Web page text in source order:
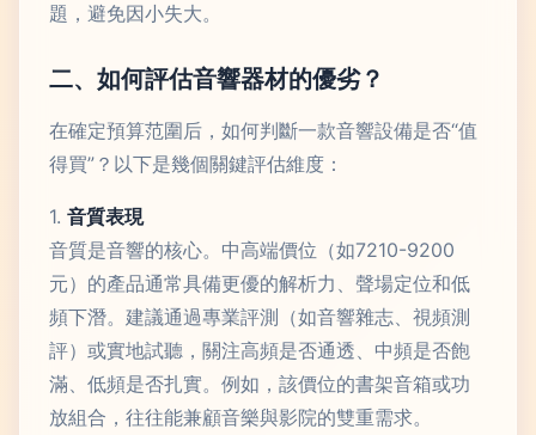
題，避免因小失大。
二、如何評估音響器材的優劣？
在確定預算范圍后，如何判斷一款音響設備是否“值
得買”？以下是幾個關鍵評估維度：
1. 音質表現
音質是音響的核心。中高端價位（如7210-9200
元）的產品通常具備更優的解析力、聲場定位和低
頻下潛。建議通過專業評測（如音響雜志、視頻測
評）或實地試聽，關注高頻是否通透、中頻是否飽
滿、低頻是否扎實。例如，該價位的書架音箱或功
放組合，往往能兼顧音樂與影院的雙重需求。